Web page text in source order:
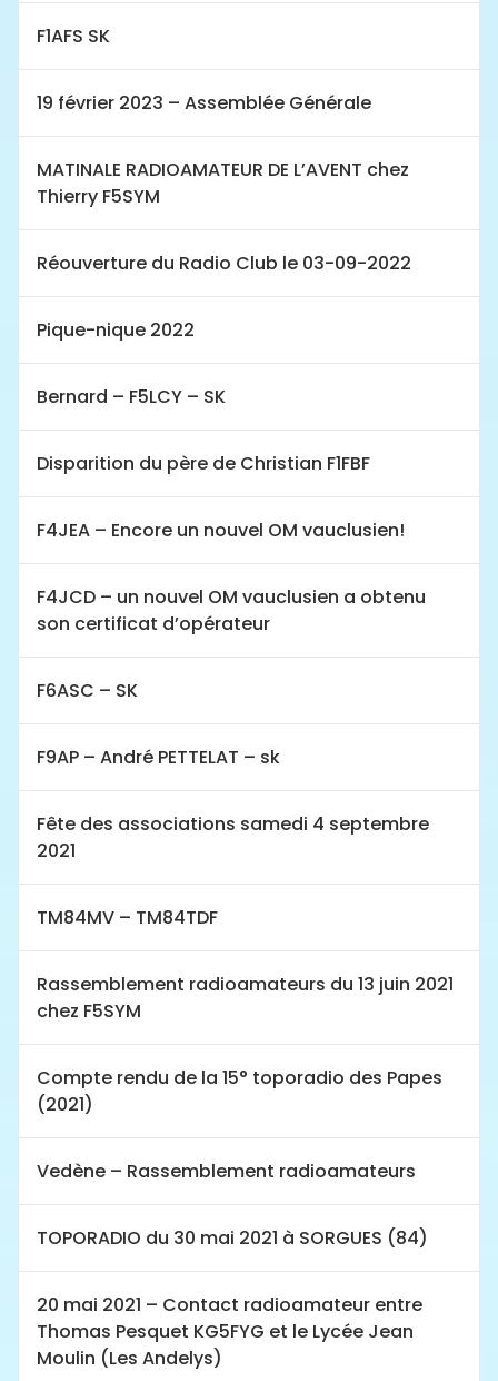
F1AFS SK
19 février 2023 – Assemblée Générale
MATINALE RADIOAMATEUR DE L’AVENT chez
Thierry F5SYM
Réouverture du Radio Club le 03-09-2022
Pique-nique 2022
Bernard – F5LCY – SK
Disparition du père de Christian F1FBF
F4JEA – Encore un nouvel OM vauclusien!
F4JCD – un nouvel OM vauclusien a obtenu
son certificat d’opérateur
F6ASC – SK
F9AP – André PETTELAT – sk
Fête des associations samedi 4 septembre
2021
TM84MV – TM84TDF
Rassemblement radioamateurs du 13 juin 2021
chez F5SYM
Compte rendu de la 15° toporadio des Papes
(2021)
Vedène – Rassemblement radioamateurs
TOPORADIO du 30 mai 2021 à SORGUES (84)
20 mai 2021 – Contact radioamateur entre
Thomas Pesquet KG5FYG et le Lycée Jean
Moulin (Les Andelys)